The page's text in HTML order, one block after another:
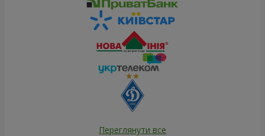
Переглянути все